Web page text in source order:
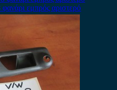
εμπρός αριστερό